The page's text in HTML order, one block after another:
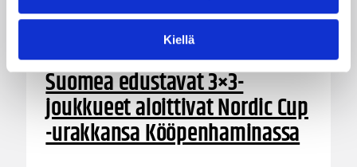
Kiellä
Suomea edustavat 3×3-
joukkueet aloittivat Nordic Cup
-urakkansa Kööpenhaminassa